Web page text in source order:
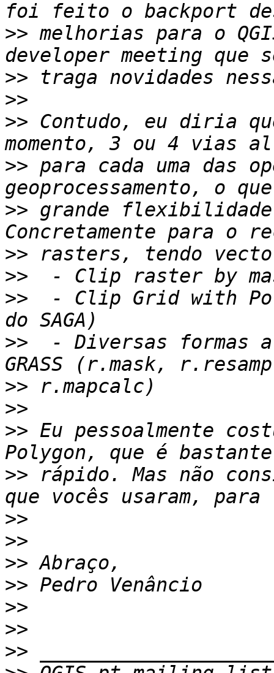
>> melhorias para o
>>
>>
>> Contudo, eu diria
>> para cada uma das
>> grande
>>
>>
>>
- Clip Grid with
>>
- Diversas formas
>>
>>
>> Eu pessoalmente
>> rápido. Mas não
>>
>>
>>
>>
>>
>>
>>